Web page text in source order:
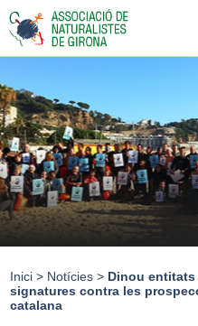
Inici > Notícies > Dinou
signatures contra les
catalana